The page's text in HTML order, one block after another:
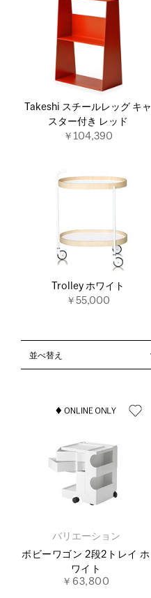
Takeshi スチールレッグ キャ
スター付き レッド
￥104,390
Trolley ホワイト
￥55,000
並べ替え
バリエーション
ボビーワゴン 2段2トレイ ホ
ワイト
￥63,800